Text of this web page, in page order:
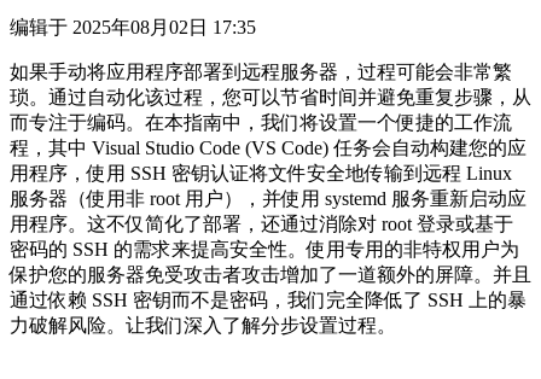
编辑于 2025年08月02日 17:35
如果手动将应用程序部署到远程服务器，过程可能会非常繁
琐。通过自动化该过程，您可以节省时间并避免重复步骤，从
而专注于编码。在本指南中，我们将设置一个便捷的工作流
程，其中 Visual Studio Code (VS Code) 任务会自动构建您的应
用程序，使用 SSH 密钥认证将文件安全地传输到远程 Linux
服务器（使用非 root 用户），并使用 systemd 服务重新启动应
用程序。这不仅简化了部署，还通过消除对 root 登录或基于
密码的 SSH 的需求来提高安全性。使用专用的非特权用户为
保护您的服务器免受攻击者攻击增加了一道额外的屏障。并且
通过依赖 SSH 密钥而不是密码，我们完全降低了 SSH 上的暴
力破解风险。让我们深入了解分步设置过程。